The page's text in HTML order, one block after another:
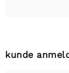
kunde